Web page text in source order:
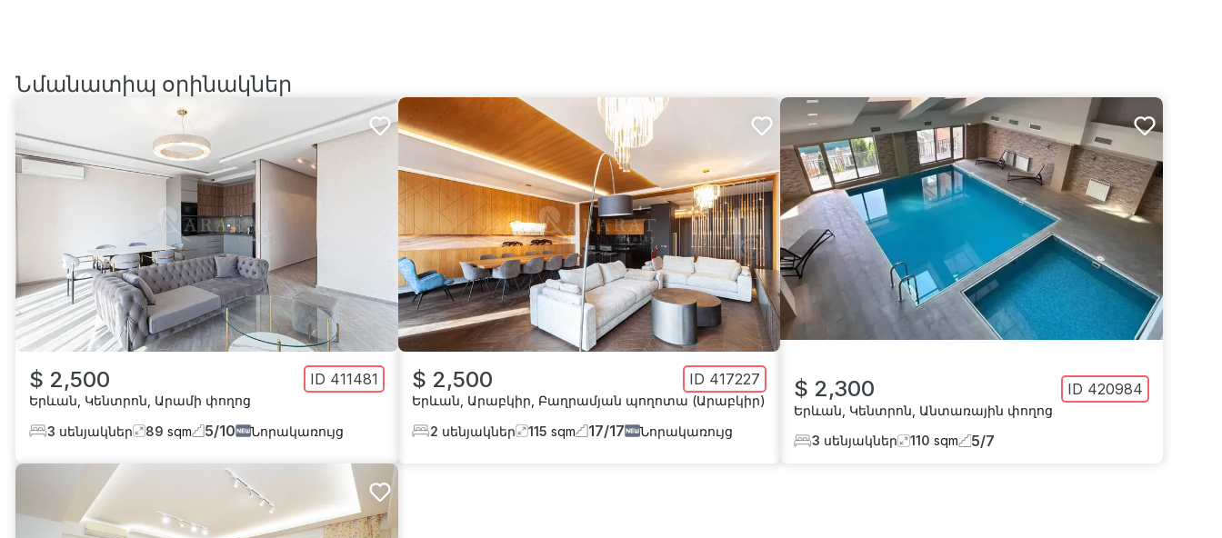
Նմանատիպ օրինակներ
$ 2,500 ID 411481
Երևան, Կենտրոն, Արամի փողոց
3 սենյակներ 89 sqm 5/10 Նորակառույց
$ 2,500 ID 417227
Երևան, Արաբկիր, Բաղրամյան պողոտա (Արաբկիր)
2 սենյակներ 115 sqm 17/17 Նորակառույց
$ 2,300 ID 420984
Երևան Կենտրոն Անտառային փողոց
3 սենյակներ 110 sqm 5/7